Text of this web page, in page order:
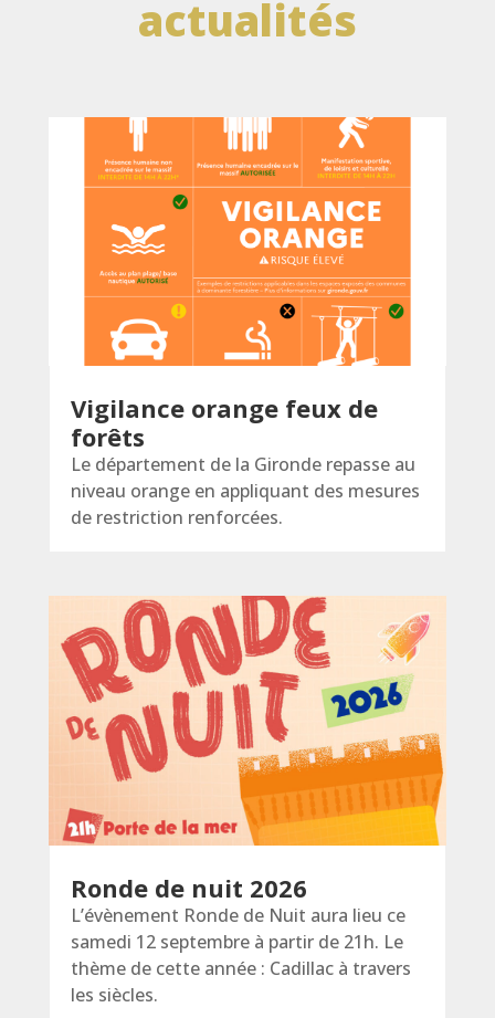
actualités
Vigilance orange feux de
forêts
Le département de la Gironde repasse au
niveau orange en appliquant des mesures
de restriction renforcées.
Ronde de nuit 2026
L’évènement Ronde de Nuit aura lieu ce
samedi 12 septembre à partir de 21h. Le
thème de cette année : Cadillac à travers
les siècles.